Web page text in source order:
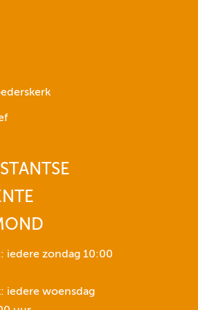
iedere zondag 10:00
iedere woensdag